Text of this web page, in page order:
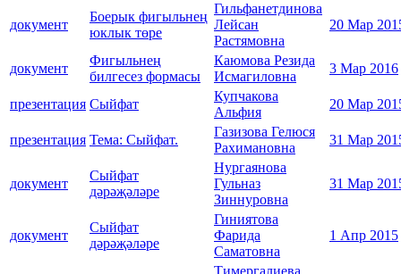
документ
Боерык фигыльнең
юклык төре
Гильфанетдинова
Лейсан
Растямовна
20 Мар
документ
Фигыльнең
билгесез формасы
Каюмова Резида
Исмагиловна
3 Мар 2016
презентация Сыйфат
Купчакова
Альфия
20 Мар
презентация Тема: Сыйфат.
Газизова Гелюся
Рахимановна
31 Мар
документ
Сыйфат
дәрәҗәләре
Нургаянова
Гульназ
Зиннуровна
31 Мар
документ
Сыйфат
дәрәҗәләре
Гиниятова
Фарида
Саматовна
1 Апр 2015